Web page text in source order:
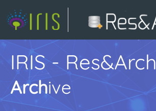
IRIS - Res&Arch
Archive